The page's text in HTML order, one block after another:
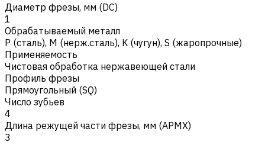
Диаметр фрезы, мм (DC)
1
Обрабатываемый металл
Р (сталь), M (нерж.сталь), K (чугун), S (жаропрочные)
Применяемость
Чистовая обработка нержавеющей стали
Профиль фрезы
Прямоугольный (SQ)
Число зубьев
4
Длина режущей части фрезы, мм (APMX)
3